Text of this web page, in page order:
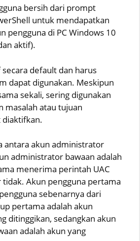
bersih dari prompt
untuk mendapatkan
pengguna di PC Windows 10
aktif).
default dan harus
dapat digunakan. Meskipun
sekali, sering digunakan
masalah atau tujuan
antara akun administrator
administrator bawaan adalah
menerima perintah UAC
Akun pengguna pertama
sebenarnya dari
pertama adalah akun
ditinggikan, sedangkan akun
adalah akun yang